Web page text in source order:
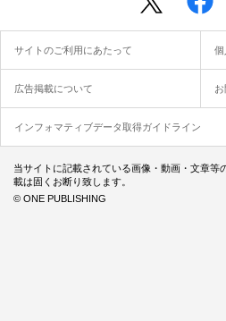
サイトのご利用にあたって 個
広告掲載について
インフォマティブデータ取得ガイドライン
当サイトに記載されている画像・動画・文章等
載は固くお断り致します。
© ONE PUBLISHING